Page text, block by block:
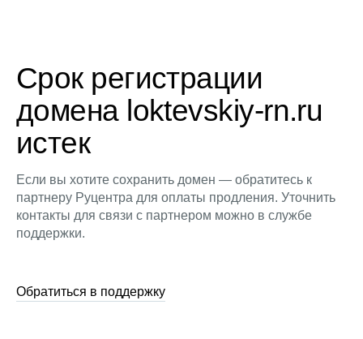
Срок регистрации
домена loktevskiy-rn.ru
истек
Если вы хотите сохранить домен — обратитесь к
партнеру Руцентра для оплаты продления. Уточнить
контакты для связи с партнером можно в службе
поддержки.
Обратиться в поддержку